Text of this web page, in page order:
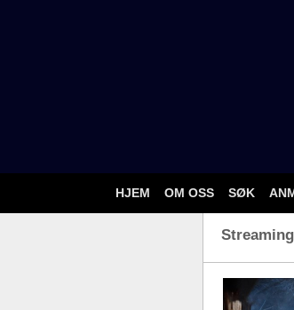
HJEM OM OSS SØK